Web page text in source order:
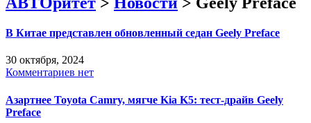
В Китае представлен обновленный седан Geely Preface
30 октября, 2024
Комментариев нет
Азартнее Toyota Camry, мягче Kia K5: тест-драйв Geely
Preface